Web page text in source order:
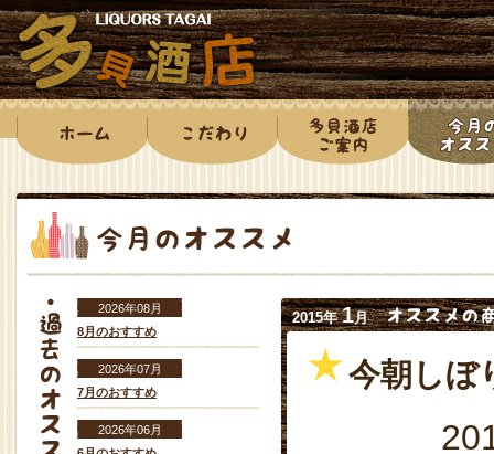
2015年1月
今朝しぼ
2026年08月
8月のおすすめ
2026年07月
7月のおすすめ
2026年06月